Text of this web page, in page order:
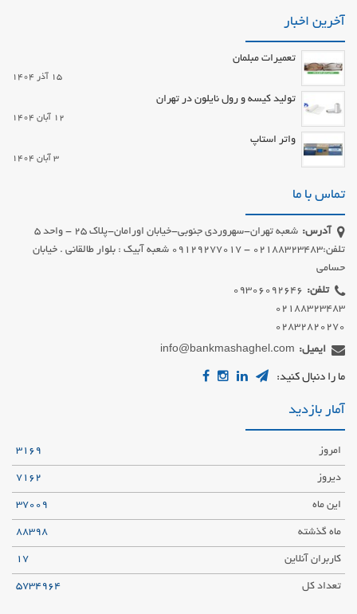
آخرین اخبار
تعمیرات مبلمان
15 آذر 1404
تولید کیسه و رول نایلون در تهران
12 آبان 1404
واتر استاپ
3 آبان 1404
تماس با ما
آدرس:
شعبه تهران-سهروردی جنوبی-خیابان اورامان-پلاک 25 - واحد 5
تلفن:02188323483 - 09129277017 شعبه آبیک : بلوار طالقانی . خیابان
حسامی
تلفن:
02832820270
ایمیل: info@bankmashaghel.com
ما را دنبال کنید:
آمار بازدید
امروز 3169
دیروز 7162
این ماه 37009
ماه گذشته 88398
کاربران آنلاین 17
تعداد کل 5734964